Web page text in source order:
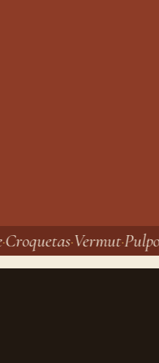
CroquetasVermut